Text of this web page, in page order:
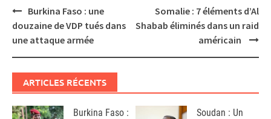
Post
navigation
Burkina Faso : une
douzaine de VDP tués dans
une attaque armée
Somalie : 7 éléments d’Al
Shabab éliminés dans un raid
américain
ARTICLES RÉCENTS
Burkina Faso :
Soudan : Un